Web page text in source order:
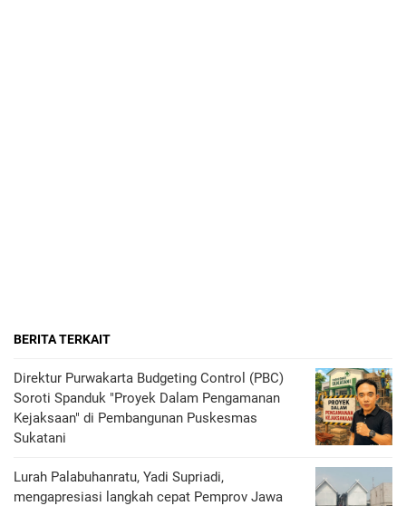
BERITA TERKAIT
Direktur Purwakarta Budgeting Control (PBC)
Soroti Spanduk "Proyek Dalam Pengamanan
Kejaksaan" di Pembangunan Puskesmas
Sukatani
Lurah Palabuhanratu, Yadi Supriadi,
mengapresiasi langkah cepat Pemprov Jawa